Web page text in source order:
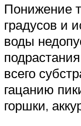
Понижение
градусов и
воды
всего
гацанию
горшки,